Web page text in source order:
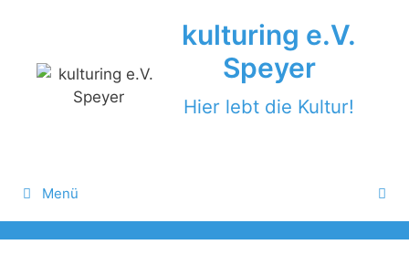
kulturing e.V.
Speyer
Hier lebt die Kultur!
Menü